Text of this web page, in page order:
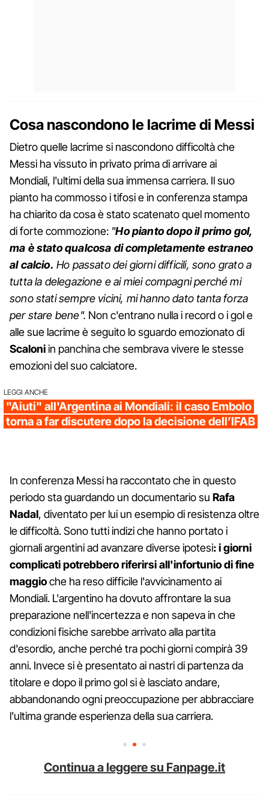
Cosa nascondono le lacrime di Messi
Dietro quelle lacrime si nascondono difficoltà che
Messi ha vissuto in privato prima di arrivare ai
Mondiali, l'ultimi della sua immensa carriera. Il suo
pianto ha commosso i tifosi e in conferenza stampa
ha chiarito da cosa è stato scatenato quel momento
di forte commozione: "Ho pianto dopo il primo gol,
ma è stato qualcosa di completamente estraneo
al calcio. Ho passato dei giorni difficili, sono grato a
tutta la delegazione e ai miei compagni perché mi
sono stati sempre vicini, mi hanno dato tanta forza
per stare bene". Non c'entrano nulla i record o i gol e
alle sue lacrime è seguito lo sguardo emozionato di
Scaloniin panchina che sembrava vivere le stesse
emozioni del suo calciatore.
LEGGI ANCHE
"Aiuti" all'Argentina ai Mondiali: il caso Embolo
torna a far discutere dopo la decisione dell’IFAB
In conferenza Messi ha raccontato che in questo
periodo sta guardando un documentario su Rafa
Nadal, diventato per lui un esempio di resistenza oltre
le difficoltà. Sono tutti indizi che hanno portato i
giornali argentini ad avanzare diverse ipotesi: i giorni
complicati potrebbero riferirsi all'infortunio di fine
maggioche ha reso difficile l'avvicinamento ai
Mondiali. L'argentino ha dovuto affrontare la sua
preparazione nell'incertezza e non sapeva in che
condizioni fisiche sarebbe arrivato alla partita
d'esordio, anche perché tra pochi giorni compirà 39
anni. Invece si è presentato ai nastri di partenza da
titolare e dopo il primo gol si è lasciato andare,
abbandonando ogni preoccupazione per abbracciare
l'ultima grande esperienza della sua carriera.
Continua a leggere su Fanpage.it